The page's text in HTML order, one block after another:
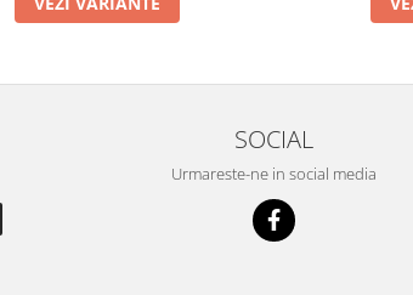
SOCIAL
Urmareste-ne in social media